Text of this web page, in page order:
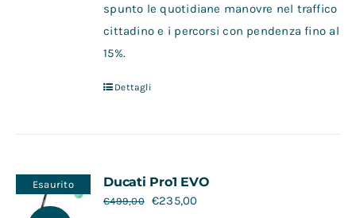
spunto le quotidiane manovre nel traffico
cittadino e i percorsi con pendenza fino al
15%.
Dettagli
Esaurito Ducati Pro1 EVO
€499,00 €235,00